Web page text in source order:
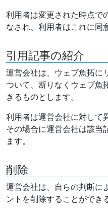
利用者は変更された時点で
なされ、利用者はこれに同
引用記事の紹介
運営会社は、ウェブ魚拓に
ついて、断りなくウェブ魚
きるものとします。
利用者は運営会社に対して
その場合に運営会社は該当
ます。
削除
運営会社は、自らの判断に
ントを削除することができ